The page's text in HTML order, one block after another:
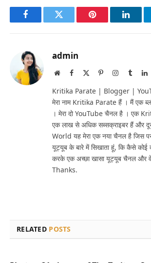
FacebookTwitter Pinterest
admin
WebsiteFacebook PinterestInstagram
Tumblr
Kritika Parate | Blogger |
मेरा नाम Kritika Parate हैं । मैं एक
। मेरा दो YouTube चैनल है । एक
एक लाख से अधिक सब्सक्राइबर हैं और
World यह मेरा एक नया चैनल है जिस पर
यूट्यूब के बारे में सिखाता हूं, कि कैसे कोई
करके एक अच्छा खासा यूट्यूब चैनल और
Thanks.
RELATED POSTS